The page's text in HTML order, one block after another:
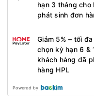
hạn 3 tháng cho
phát sinh đơn
Giảm 5% – tối
chọn kỳ hạn 6 &
khách hàng đã
hàng HPL
Powered by